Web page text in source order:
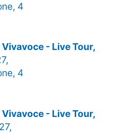
4
- Live Tour,
4
- Live Tour,